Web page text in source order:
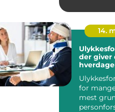
14.
der giver
for
mest